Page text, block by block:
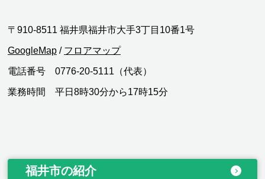
〒910-8511 福井県福井市大手3丁目10番1号
GoogleMap / フロアマップ
電話番号 0776-20-5111（代表）
業務時間 平日8時30分から17時15分
福井市の紹介